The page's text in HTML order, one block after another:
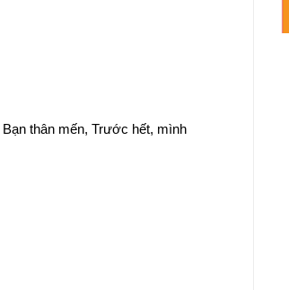
thân mến, Trước hết, mình